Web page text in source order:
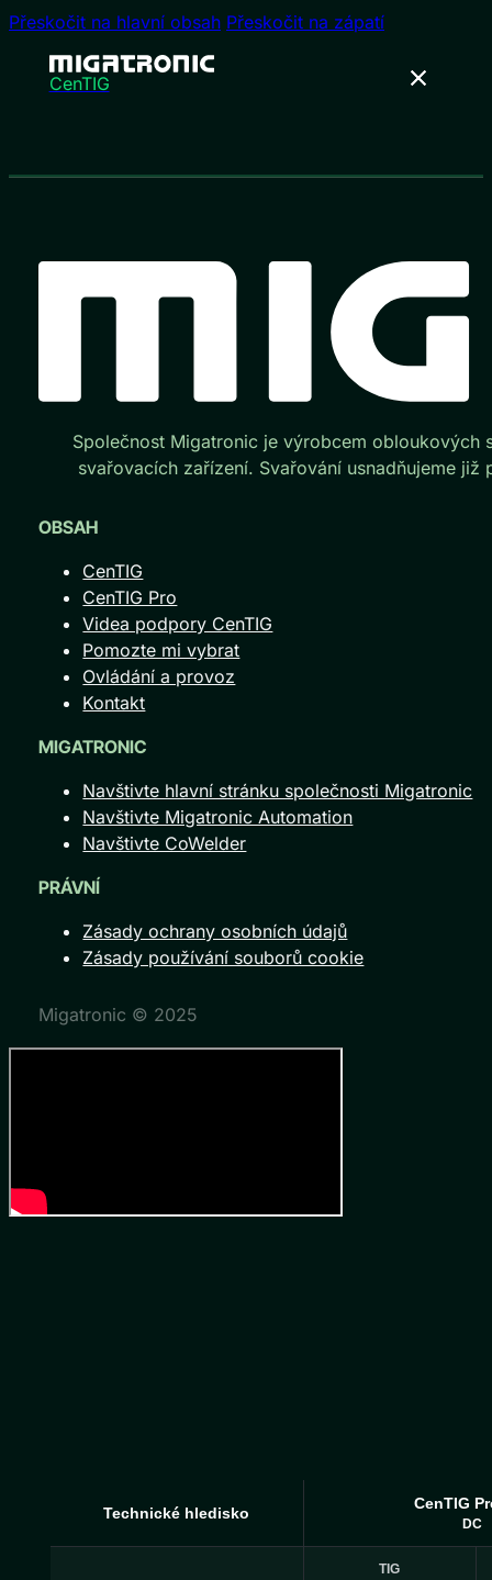
Přeskočit na hlavní obsah Přeskočit na zápatí
CenTIG
Společnost Migatronic je výrobcem obloukových
svařovacích zařízení. Svařování usnadňujeme již
OBSAH
CenTIG
CenTIG Pro
Videa podpory CenTIG
Pomozte mi vybrat
Ovládání a provoz
Kontakt
MIGATRONIC
Navštivte hlavní stránku společnosti Migatronic
Navštivte Migatronic Automation
Navštivte CoWelder
PRÁVNÍ
Zásady ochrany osobních údajů
Zásady používání souborů cookie
Migatronic © 2025
Technické hledisko
CenTIG
DC
TIG